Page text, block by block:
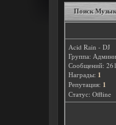
Поиск
Acid Rain - DJ
Группа:
Сообщений: 261
Награды: 1
Репутация: 1
Статус: Offline